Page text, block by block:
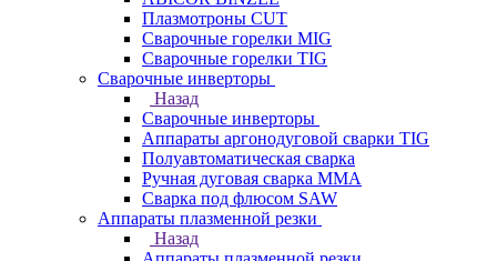
Плазмотроны CUT
Сварочные горелки MIG
Сварочные горелки TIG
Сварочные инверторы
Назад
Сварочные инверторы
Аппараты аргонодуговой сварки TIG
Полуавтоматическая сварка
Ручная дуговая сварка MMA
Сварка под флюсом SAW
Аппараты плазменной резки
Назад